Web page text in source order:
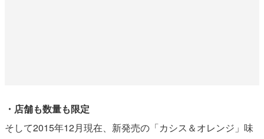
・店舗も数量も限定
そして2015年12月現在、新発売の「カシス＆オレンジ」味